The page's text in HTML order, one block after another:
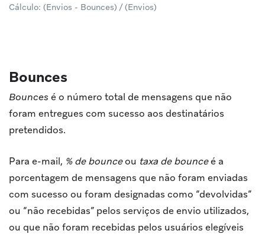
Cálculo: (Envios - Bounces) / (Envios)
Bounces
Bouncesé o número total de mensagens que não
foram entregues com sucesso aos destinatários
pretendidos.
Para e-mail, % de bounceou taxa de bounceé a
porcentagem de mensagens que não foram enviadas
com sucesso ou foram designadas como “devolvidas”
ou “não recebidas” pelos serviços de envio utilizados,
ou que não foram recebidas pelos usuários elegíveis